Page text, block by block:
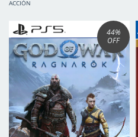
ACCIÓN
44%
OFF